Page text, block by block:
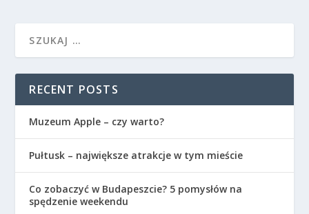
RECENT POSTS
Muzeum Apple – czy warto?
Pułtusk – największe atrakcje w tym mieście
Co zobaczyć w Budapeszcie? 5 pomysłów na
spędzenie weekendu